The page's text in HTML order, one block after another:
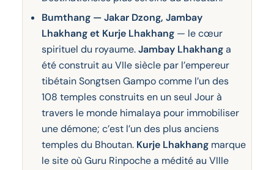
Bumthang — Jakar Dzong, Jambay
Lhakhang et Kurje Lhakhang— le cœur
spirituel du royaume.Jambay Lhakhanga
été construit au VIIe siècle par l’empereur
tibétain Songtsen Gampo comme l’un des
108 temples construits en un seul Jour à
travers le monde himalaya pour immobiliser
une démone; c’est l’un des plus anciens
temples du Bhoutan. Kurje Lhakhangmarque
le site où Guru Rinpoche a médité au VIIIe